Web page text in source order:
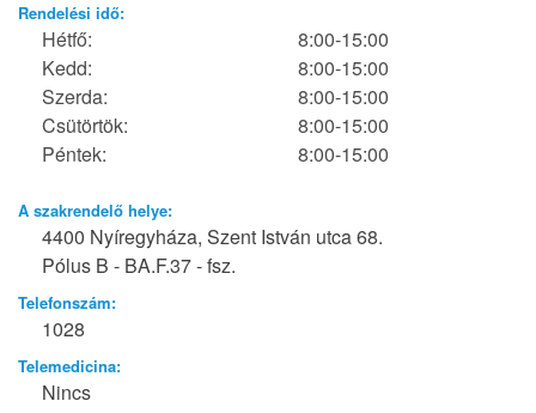
Rendelési idő:
Hétfő:
8:00-15:00
Kedd:
8:00-15:00
Szerda:
8:00-15:00
Csütörtök:
8:00-15:00
Péntek:
8:00-15:00
A szakrendelő helye:
4400 Nyíregyháza, Szent István utca 68.
Pólus B - BA.F.37 - fsz.
Telefonszám:
1028
Telemedicina:
Nincs